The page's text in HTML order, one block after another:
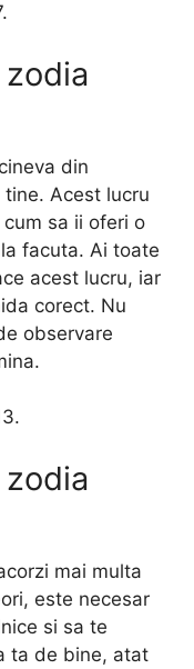
din
Acest lucru
sa ii oferi o
facuta. Ai toate
acest lucru, iar
corect. Nu
observare
mai multa
este necesar
si sa te
ta de bine, atat